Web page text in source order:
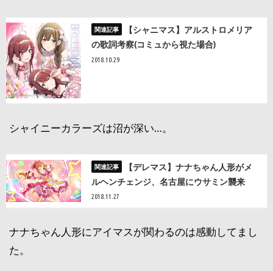
【シャニマス】アルストロメリア
の歌詞考察(コミュから視た場合)
2018.10.29
シャイニーカラーズは沼が深い…。
【デレマス】ナナちゃん人形がメ
ルヘンチェンジ、名古屋にウサミン襲来
2018.11.27
ナナちゃん人形にアイマスが関わるのは感動してまし
た。